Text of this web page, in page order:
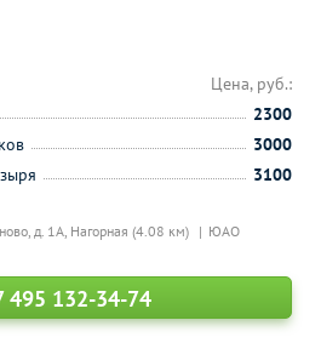
д. 1А, Нагорная (4.08 км) ЮАО
Цена, руб.:
2300
3000
3100
495 132-34-74